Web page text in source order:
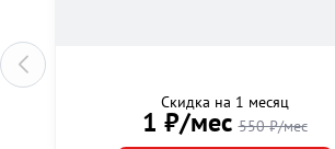
Скидка на 1 месяц
1 ₽/мес550 ₽/мес